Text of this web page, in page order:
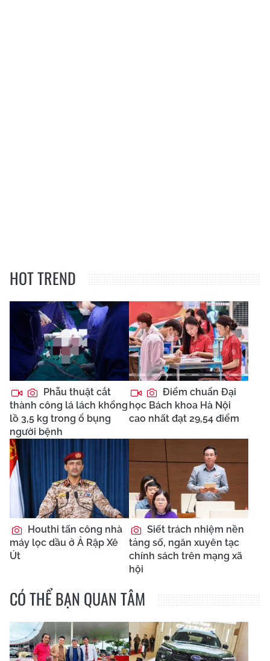
HOT TREND
Phẫu thuật cắt
thành công lá lách khổng
lồ 3,5 kg trong ổ bụng
người bệnh
Điểm chuẩn Đại
học Bách khoa Hà Nội
cao nhất đạt 29,54 điểm
Houthi tấn công nhà
máy lọc dầu ở Ả Rập Xê
Út
Siết trách nhiệm nền
tảng số, ngăn xuyên tạc
chính sách trên mạng xã
hội
CÓ THỂ BẠN QUAN TÂM